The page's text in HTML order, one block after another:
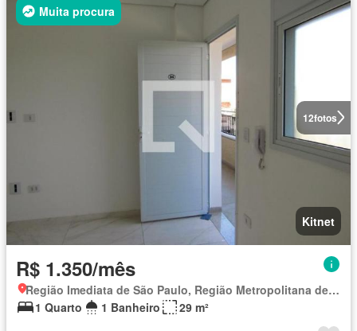
12fotos
Muita procura
Kitnet
R$ 1.350/mês
Região Imediata de São Paulo, Região Metropolitana de São Paulo
1 Quarto
1 Banheiro 29 m²